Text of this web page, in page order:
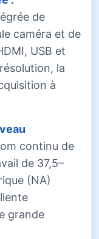
de
caméra et de
USB et
la
à
continu de
de 37,5–
(NA)
grande